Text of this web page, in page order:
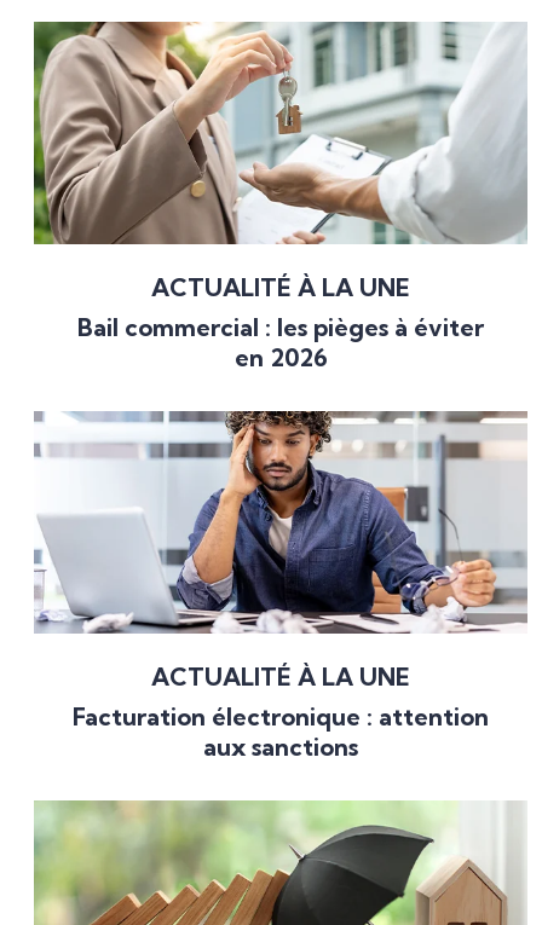
ACTUALITÉ À LA UNE
Bail commercial : les pièges à éviter
en 2026
ACTUALITÉ À LA UNE
Facturation électronique : attention
aux sanctions